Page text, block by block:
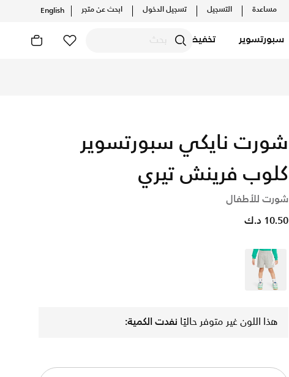
مساعدة التسجيل تسجيل الدخول ابحث عن متجر English
سبورتسوير تخفيضات
شورت نايكي سبورتسوير
كلوب فرينش تيري
شورت للأطفال
10.50 د.ك
رمادي
هذا اللون غير متوفر حاليًا نفدت الكمية: